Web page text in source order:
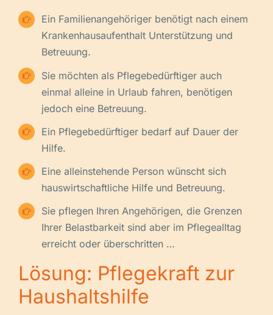
Ein Familienangehöriger benötigt nach einem
Krankenhausaufenthalt Unterstützung und
Betreuung.
Sie möchten als Pflegebedürftiger auch
einmal alleine in Urlaub fahren, benötigen
jedoch eine Betreuung.
Ein Pflegebedürftiger bedarf auf Dauer der
Hilfe.
Eine alleinstehende Person wünscht sich
hauswirtschaftliche Hilfe und Betreuung.
Sie pflegen Ihren Angehörigen, die Grenzen
Ihrer Belastbarkeit sind aber im Pflegealltag
erreicht oder überschritten …
Lösung: Pflegekraft zur
Haushaltshilfe